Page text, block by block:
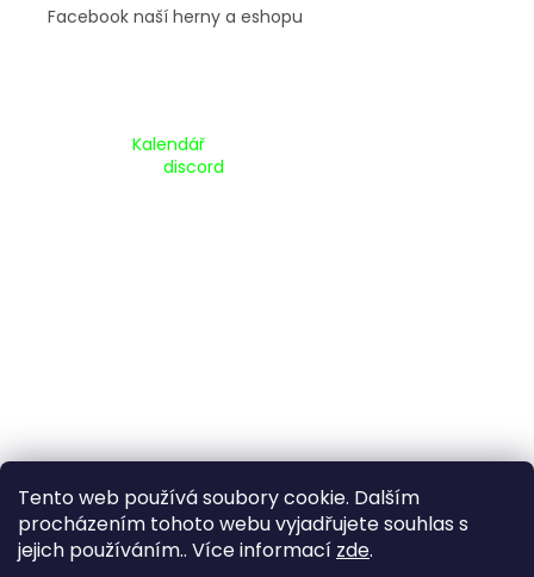
Tento web používá soubory cookie. Dalším
procházením tohoto webu vyjadřujete souhlas s
jejich používáním.. Více informací zde.
Facebook naší herny a eshopu
Kalendář
discord